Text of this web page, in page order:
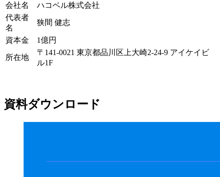
会社名
ハコベル株式会社
代表者
名
狭間 健志
資本金 1億円
所在地
〒141-0021 東京都品川区上大崎2-24-9 アイケイビ
ル1F
資料ダウンロード